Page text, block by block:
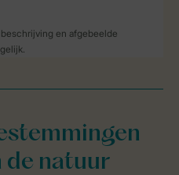
en afgebeelde
de natuur